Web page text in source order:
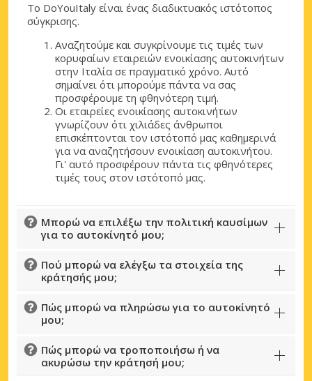
Το DoYouItaly είναι ένας διαδικτυακός ιστότοπος
σύγκρισης.
Αναζητούμε και συγκρίνουμε τις τιμές των
κορυφαίων εταιρειών ενοικίασης αυτοκινήτων
στην Ιταλία σε πραγματικό χρόνο. Αυτό
σημαίνει ότι μπορούμε πάντα να σας
προσφέρουμε τη φθηνότερη τιμή.
Οι εταιρείες ενοικίασης αυτοκινήτων
γνωρίζουν ότι χιλιάδες άνθρωποι
επισκέπτονται τον ιστότοπό μας καθημερινά
για να αναζητήσουν ενοικίαση αυτοκινήτου.
Γι' αυτό προσφέρουν πάντα τις φθηνότερες
τιμές τους στον ιστότοπό μας.
Μπορώ να επιλέξω την πολιτική καυσίμων
για το αυτοκίνητό μου;
Πού μπορώ να ελέγξω τα στοιχεία της
κράτησής μου;
Πώς μπορώ να πληρώσω για το αυτοκίνητό
μου;
Πώς μπορώ να τροποποιήσω ή να
ακυρώσω την κράτησή μου;